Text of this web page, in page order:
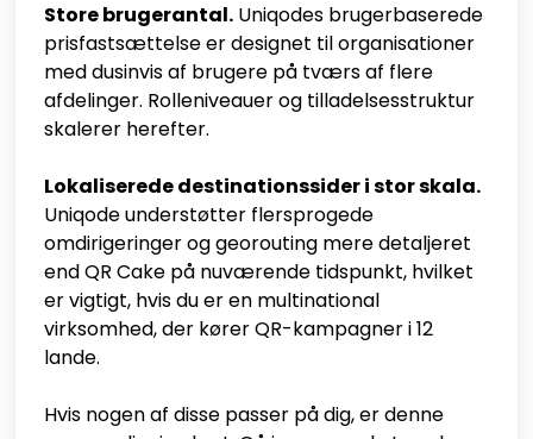
Store brugerantal. Uniqodes brugerbaserede
prisfastsættelse er designet til organisationer
med dusinvis af brugere på tværs af flere
afdelinger. Rolleniveauer og tilladelsesstruktur
skalerer herefter.
Lokaliserede destinationssider i stor skala.
Uniqode understøtter flersprogede
omdirigeringer og georouting mere detaljeret
end QR Cake på nuværende tidspunkt, hvilket
er vigtigt, hvis du er en multinational
virksomhed, der kører QR-kampagner i 12
lande.
Hvis nogen af disse passer på dig, er denne